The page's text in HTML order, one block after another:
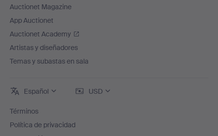
Auctionet Magazine
App Auctionet
Auctionet Academy
Artistas y diseñadores
Temas y subastas en sala
Español USD
Términos
Política de privacidad